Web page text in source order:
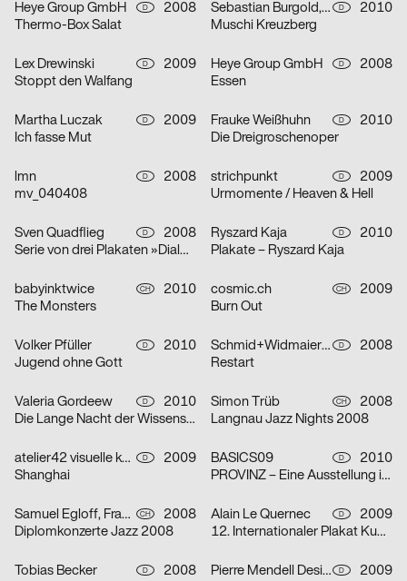
Heye Group GmbH D
2008
Thermo-Box Salat
Sebastian Burgold, DOJO Werbeagentur D
2010
Muschi Kreuzberg
Lex Drewinski D
2009
Stoppt den Walfang
Heye Group GmbH D
2008
Essen
Martha Luczak D
2009
Ich fasse Mut
Frauke Weißhuhn D
2010
Die Dreigroschenoper
lmn D
2008
mv_040408
strichpunkt D
2009
Urmomente / Heaven & Hell
Sven Quadflieg D
2008
Serie von drei Plakaten »Dialogue«
Ryszard Kaja D
2010
Plakate – Ryszard Kaja
babyinktwice CH
2010
The Monsters
cosmic.ch CH
2009
Burn Out
Volker Pfüller D
2010
Jugend ohne Gott
Schmid+Widmaier Design, Dieter Mayr D
2008
Restart
Valeria Gordeew D
2010
Die Lange Nacht der Wissenschaft
Simon Trüb CH
2008
Langnau Jazz Nights 2008
atelier42 visuelle kommunikation D
2009
Shanghai
BASICS09 D
2010
PROVINZ – Eine Ausstellung im Sommer 2010
Samuel Egloff, Franca Moor CH
2008
Diplomkonzerte Jazz 2008
Alain Le Quernec D
2009
12. Internationaler Plakat Kunst Hof Rüttenscheid Preis 2009, Essen
Tobias Becker D
2008
Pierre Mendell Design Studio D
2009